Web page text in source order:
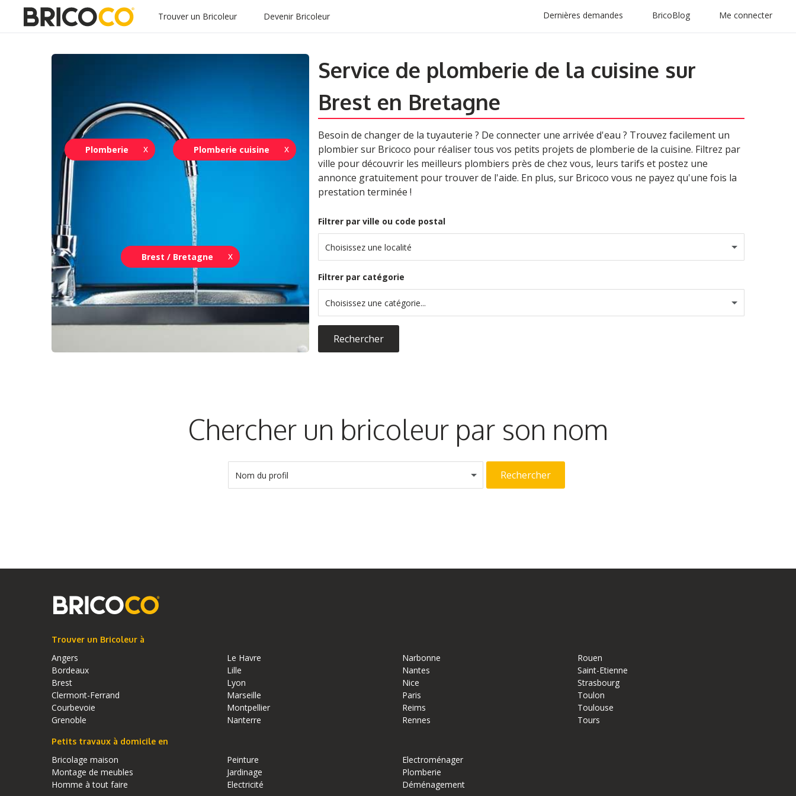
Trouver un Bricoleur Devenir Bricoleur Dernières demandes BricoBlog Me connecter
Plomberie Plomberie cuisine
Brest / Bretagne
Service de plomberie de la cuisine sur
Brest en Bretagne
Besoin de changer de la tuyauterie ? De connecter une arrivée d'eau ? Trouvez facilement un
plombier sur Bricoco pour réaliser tous vos petits projets de plomberie de la cuisine. Filtrez par
ville pour découvrir les meilleurs plombiers près de chez vous, leurs tarifs et postez une
annonce gratuitement pour trouver de l'aide. En plus, sur Bricoco vous ne payez qu'une fois la
prestation terminée !
Filtrer par ville ou code postal
Choisissez une localité
Filtrer par catégorie
Choisissez une catégorie...
Rechercher
Chercher un bricoleur par son nom
Nom du profil Rechercher
Trouver un Bricoleur à
Angers
Bordeaux
Brest
Clermont-Ferrand
Courbevoie
Grenoble
Le Havre
Lille
Lyon
Marseille
Montpellier
Nanterre
Narbonne
Nantes
Nice
Paris
Reims
Rennes
Rouen
Saint-Etienne
Strasbourg
Toulon
Toulouse
Tours
Petits travaux à domicile en
Bricolage maison
Montage de meubles
Homme à tout faire
Peinture
Jardinage
Electricité
Electroménager
Plomberie
Déménagement